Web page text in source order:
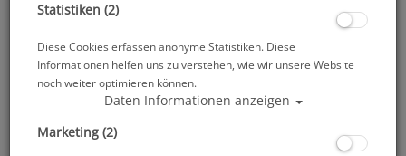
Statistiken (2)
Diese Cookies erfassen anonyme Statistiken. Diese
Informationen helfen uns zu verstehen, wie wir unsere Website
noch weiter optimieren können.
Daten Informationen anzeigen
Marketing (2)